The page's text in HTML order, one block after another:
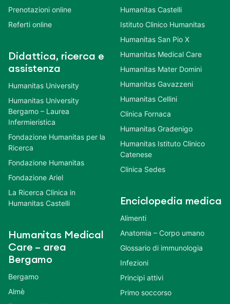
Prenotazioni online
Referti online
Didattica, ricerca e
assistenza
Humanitas University
Humanitas University
Bergamo – Laurea
Infermieristica
Fondazione Humanitas per la
Ricerca
Fondazione Humanitas
Fondazione Ariel
La Ricerca Clinica in
Humanitas Castelli
Humanitas Medical
Care – area
Bergamo
Bergamo
Almè
Humanitas Castelli
Istituto Clinico Humanitas
Humanitas San Pio X
Humanitas Medical Care
Humanitas Mater Domini
Humanitas Gavazzeni
Humanitas Cellini
Clinica Fornaca
Humanitas Gradenigo
Humanitas Istituto Clinico
Catenese
Clinica Sedes
Enciclopedia medica
Alimenti
Anatomia – Corpo umano
Glossario di immunologia
Infezioni
Principi attivi
Primo soccorso